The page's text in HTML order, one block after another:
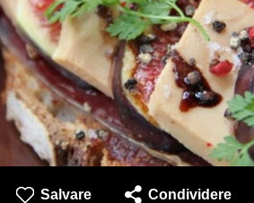
Salvare Condividere